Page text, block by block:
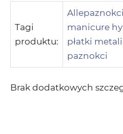
Tagi
produktu:
manicure
płatki
paznokci
Brak dodatkowych